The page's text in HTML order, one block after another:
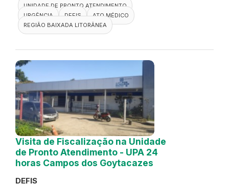
UNIDADE DE PRONTO ATENDIMENTO
URGÊNCIA
DEFIS
ATO MÉDICO
REGIÃO BAIXADA LITORÂNEA
Visita de Fiscalização na Unidade
de Pronto Atendimento - UPA 24
horas Campos dos Goytacazes
DEFIS